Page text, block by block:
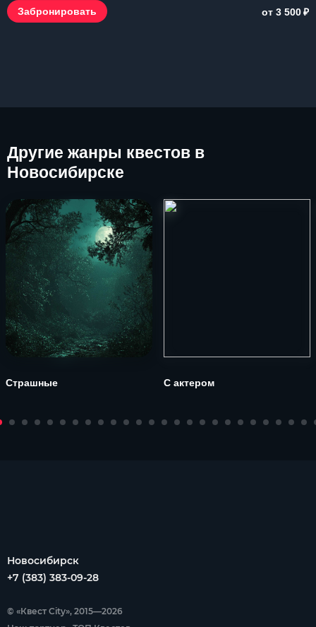
Забронировать от 3 500₽
Другие жанры квестов в
Новосибирске
Страшные С актером
Новосибирск
+7 (383) 383-09-28
© «Квест City», 2015—2026